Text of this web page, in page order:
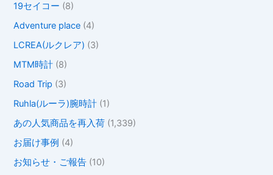
19セイコー (8)
Adventure place (4)
LCREA(ルクレア) (3)
MTM時計 (8)
Road Trip (3)
Ruhla(ルーラ)腕時計 (1)
あの人気商品を再入荷 (1,339)
お届け事例 (4)
お知らせ・ご報告 (10)